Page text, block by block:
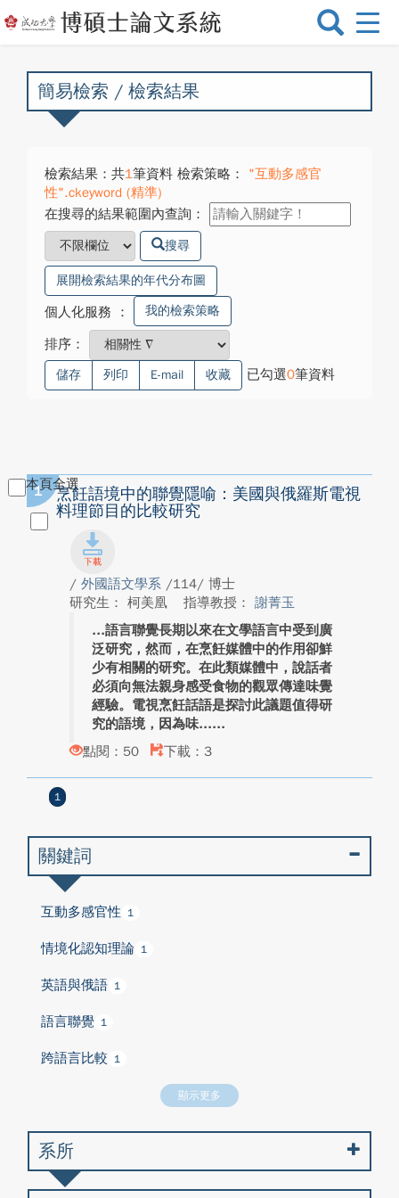
選
換
簡易檢索 / 檢索結果
檢索結果：共1筆資料 檢索策略：
"互動多感官
性".ckeyword (精準)
在搜尋的結果範圍內查詢：
搜尋
展開檢索結果的年代分布圖
個人化服務 ： 我的檢索策略
排序：
儲存 列印 E-mail 收藏 已勾選0筆資料
本頁全選
1
烹飪語境中的聯覺隱喻：美國與俄羅斯電視
料理節目的比較研究
/ 外國語文學系 /114/ 博士
研究生： 柯美凰
指導教授： 謝菁玉
語言聯覺長期以來在文學語言中受到廣
泛研究，然而，在烹飪媒體中的作用卻鮮
少有相關的研究。在此類媒體中，說話者
必須向無法親身感受食物的觀眾傳達味覺
經驗。電視烹飪話語是探討此議題值得研
究的語境，因為味...
點閱：50
下載：3
1
關鍵詞
互動多感官性 1
情境化認知理論 1
英語與俄語 1
語言聯覺 1
跨語言比較 1
顯示更多
系所